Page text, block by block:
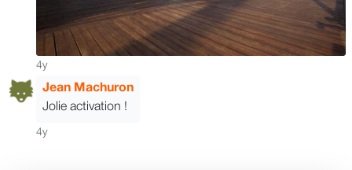
4y
Jean Machuron
Jolie activation !
4y